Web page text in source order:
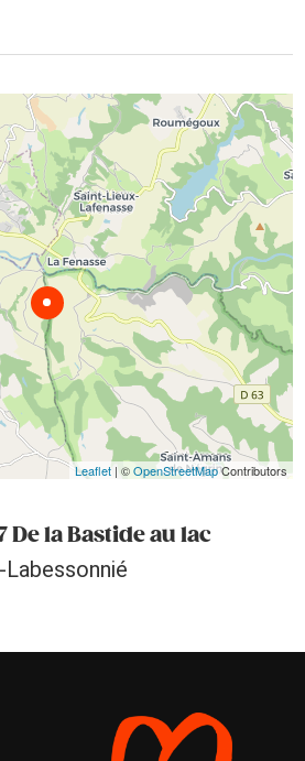
Leaflet| ©OpenStreetMapContributors
De la Bastide au lac